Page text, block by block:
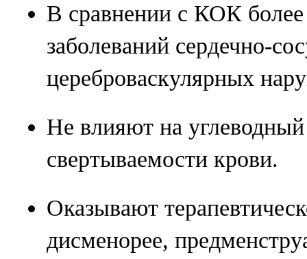
В сравнении с КОК более
заболеваний сердечно-
цереброваскулярных
Не влияют на
свертываемости крови.
Оказывают
дисменорее,